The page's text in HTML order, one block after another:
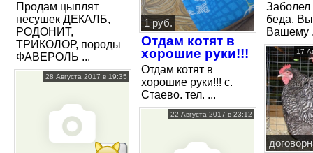
Продам цыплят
несушек ДЕКАЛБ,
РОДОНИТ,
ТРИКОЛОР, породы
ФАВЕРОЛЬ ...
28 Августа 2017 в 19:35
1 руб.
Отдам котят в
хорошие руки!!!
Отдам котят в
хорошие руки!!! с.
Стаево. тел. ...
22 Августа 2017 в 23:12
беда.
Вашему
17